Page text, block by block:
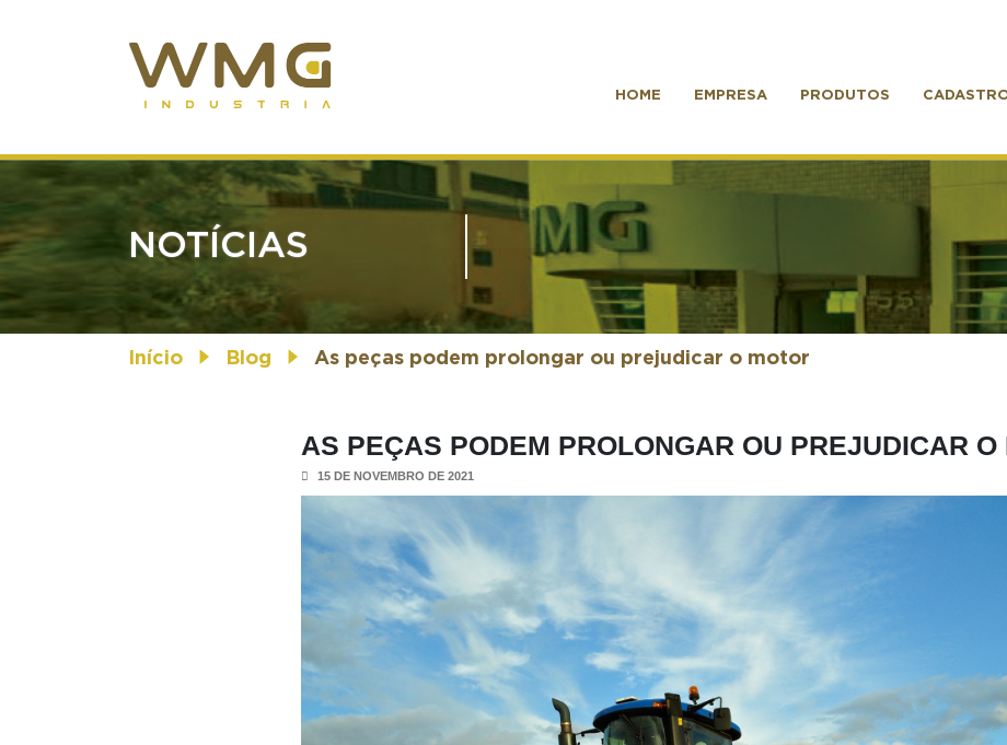
HOME EMPRESA PRODUTOS
NOTÍCIAS
Início Blog As peças podem prolongar ou prejudicar o motor
AS PEÇAS PODEM PROLONGAR OU PREJUDICAR O
15 DE NOVEMBRO DE 2021